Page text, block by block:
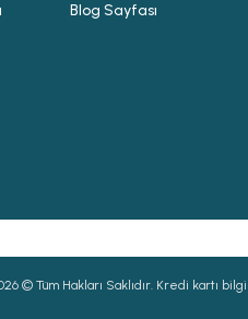
Blog Sayfası
© Tüm Hakları Saklıdır. Kredi kartı